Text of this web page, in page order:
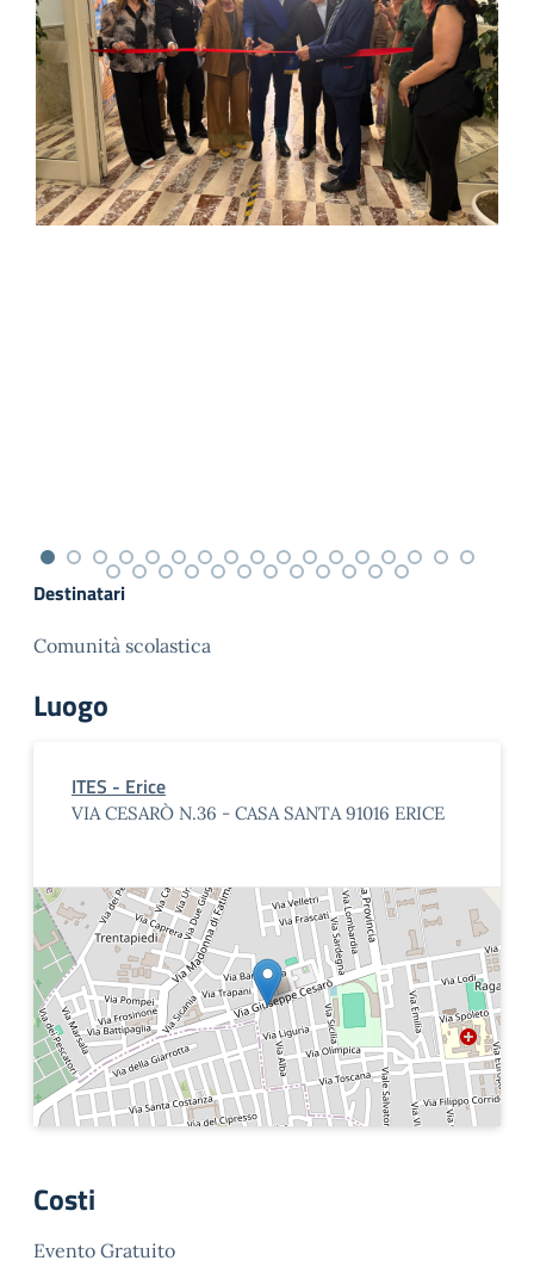
Destinatari
Comunità scolastica
Luogo
ITES - Erice
VIA CESARÒ N.36 - CASA SANTA 91016 ERICE
Costi
Evento Gratuito